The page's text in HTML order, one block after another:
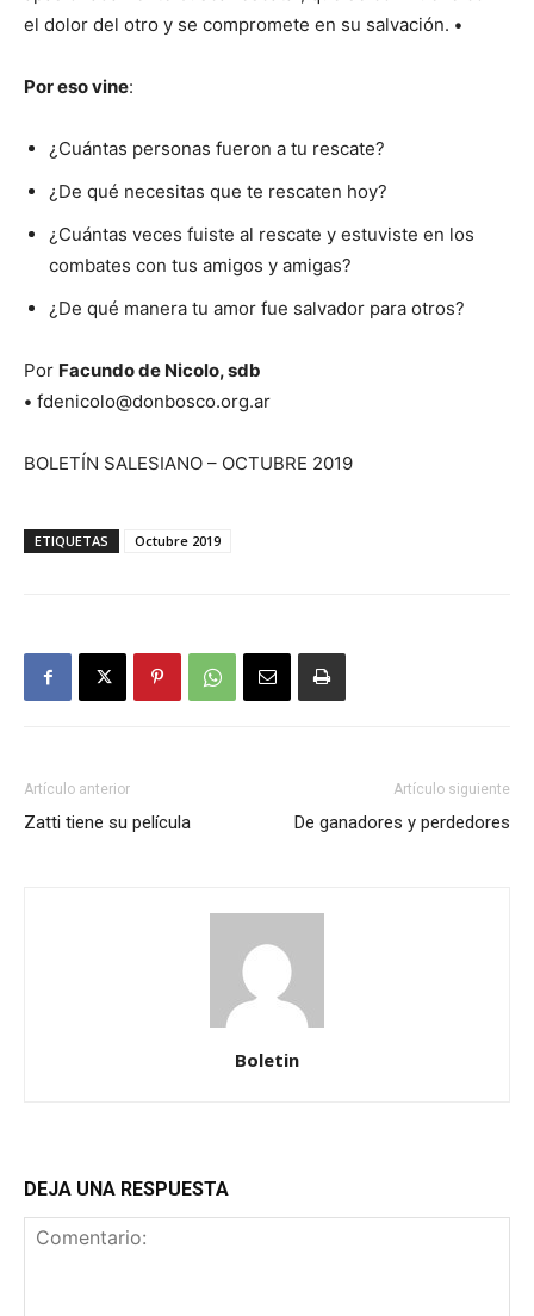
el dolor del otro y se compromete en su salvación. •
Por eso vine:
¿Cuántas personas fueron a tu rescate?
¿De qué necesitas que te rescaten hoy?
¿Cuántas veces fuiste al rescate y estuviste en los
combates con tus amigos y amigas?
¿De qué manera tu amor fue salvador para otros?
Por Facundo de Nicolo, sdb
• fdenicolo@donbosco.org.ar
BOLETÍN SALESIANO – OCTUBRE 2019
ETIQUETAS Octubre 2019
Artículo anterior
Zatti tiene su película
Artículo siguiente
De ganadores y perdedores
Boletin
DEJA UNA RESPUESTA